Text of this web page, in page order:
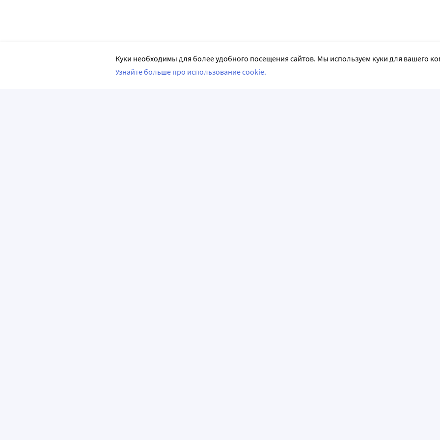
Куки необходимы для более удобного посещения сайтов. Мы используем куки для вашего
Узнайте больше про использование cookie.